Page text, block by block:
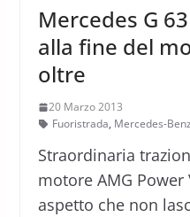
Mercedes G
alla fine del
oltre
20 Marzo 2013
Fuoristrada, Mercedes-Benz
Straordinaria
motore AMG
aspetto che non